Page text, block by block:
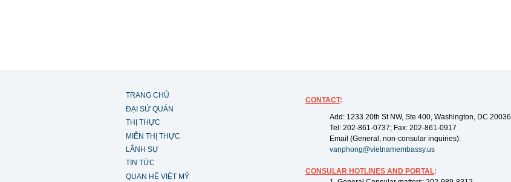
TRANG CHỦ
ĐẠI SỨ QUÁN
THỊ THỰC
MIỄN THỊ THỰC
LÃNH SỰ
TIN TỨC
QUAN HỆ VIỆT MỸ
CONTACT:
Add: 1233 20th St NW, Ste 400, Washington, DC 20036
Tel: 202-861-0737; Fax: 202-861-0917
Email (General, non-consular inquiries):
vanphong@vietnamembassy.us
CONSULAR HOTLINES AND PORTAL: